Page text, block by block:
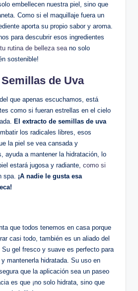
embellecen nuestra piel, sino que
Como si el maquillaje fuera un
aporta su propio sabor y aroma.
para descubrir esos ingredientes
tu rutina de belleza sea no solo
sostenible!
de Uva
que apenas escuchamos, está
como si fueran estrellas en el cielo
El extracto de semillas de uva
los radicales libres, esos
la piel se vea cansada y
ayuda a mantener la hidratación, lo
estará jugosa y radiante, como si
spa. ¡A nadie le gusta esa
que todos tenemos en casa porque
casi todo, también es un aliado del
gel fresco y suave es perfecto para
mantenerla hidratada. Su uso en
que la aplicación sea un paseo
es que ¡no solo hidrata, sino que